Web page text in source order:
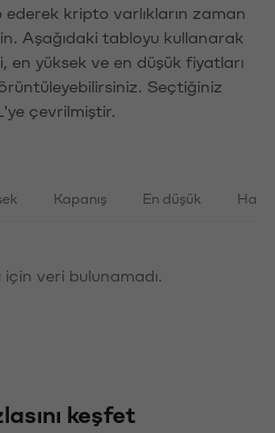
kripto varlıkların zaman
Aşağıdaki tabloyu kullanarak
en yüksek ve en düşük fiyatları
Seçtiğiniz
çevrilmiştir.
Kapanış En düşük
için veri bulunamadı.
keşfet